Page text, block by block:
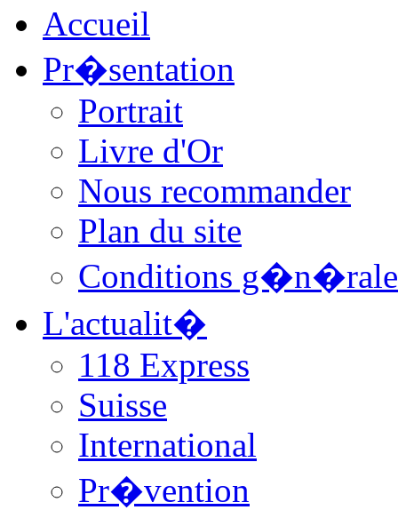
Accueil
Pr�sentation
Portrait
Livre d'Or
Nous recommander
Plan du site
Conditions
L'actualit�
118 Express
Suisse
International
Pr�vention